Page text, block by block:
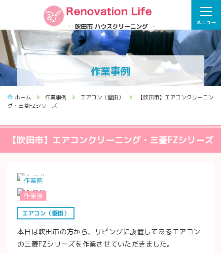
吹田市 ハウスクリーニング メニュー
作業事例
ホーム 作業事例 エアコン（壁掛）
【吹田市】エアコンクリーニン
グ・三菱FZシリーズ
【吹田市】エアコンクリーニング・三菱FZシリーズ
作業前
作業後
エアコン（壁掛）
本日は吹田市の方から、リビングに設置してあるエアコン
の三菱FZシリーズを作業させていただきました。